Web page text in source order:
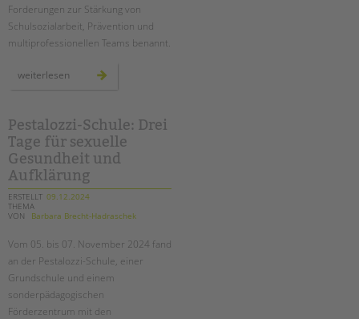
NEWS/BLOG
unkuerzbar
Magazin
KONTAKT
Impressum
Datenschutz
Hinweisgebersystem
Intranet
Forderungen zur Stärkung von
Schulsozialarbeit, Prävention und
multiprofessionellen Teams benannt.
weiterlesen offener
Pestalozzi-Schule: Drei
Tage für sexuelle
Gesundheit und
Aufklärung
ERSTELLT 09.12.2024
THEMA
VON
Barbara Brecht-Hadraschek
Vom 05. bis 07. November 2024 fand
an der Pestalozzi-Schule, einer
Grundschule und einem
sonderpädagogischen
Förderzentrum mit den